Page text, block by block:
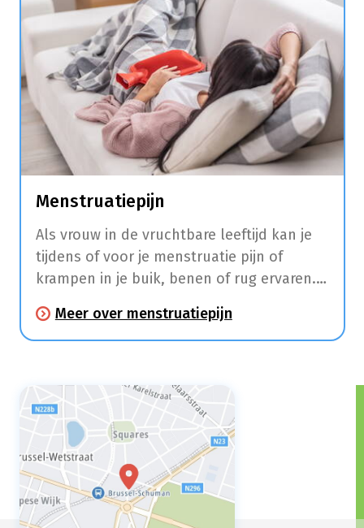
Menstruatiepijn
Als vrouw in de vruchtbare leeftijd kan je
tijdens of voor je menstruatie pijn of
krampen in je buik, benen of rug ervaren.
periode ook last van hoofdpijn, moeheid,
moodswings, pijnlijke borsten, een
en duizeligheid.
Meer over menstruatiepijn